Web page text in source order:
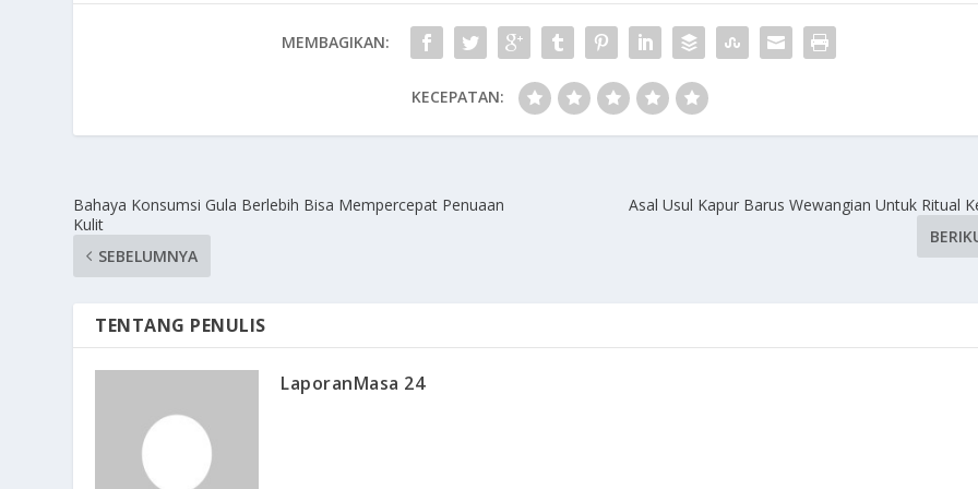
MEMBAGIKAN:
KECEPATAN:
Bahaya Konsumsi Gula Berlebih Bisa Mempercepat Penuaan
Kulit
SEBELUMNYA
Asal Usul Kapur Barus Wewangian Untuk Ritual
TENTANG PENULIS
LaporanMasa 24